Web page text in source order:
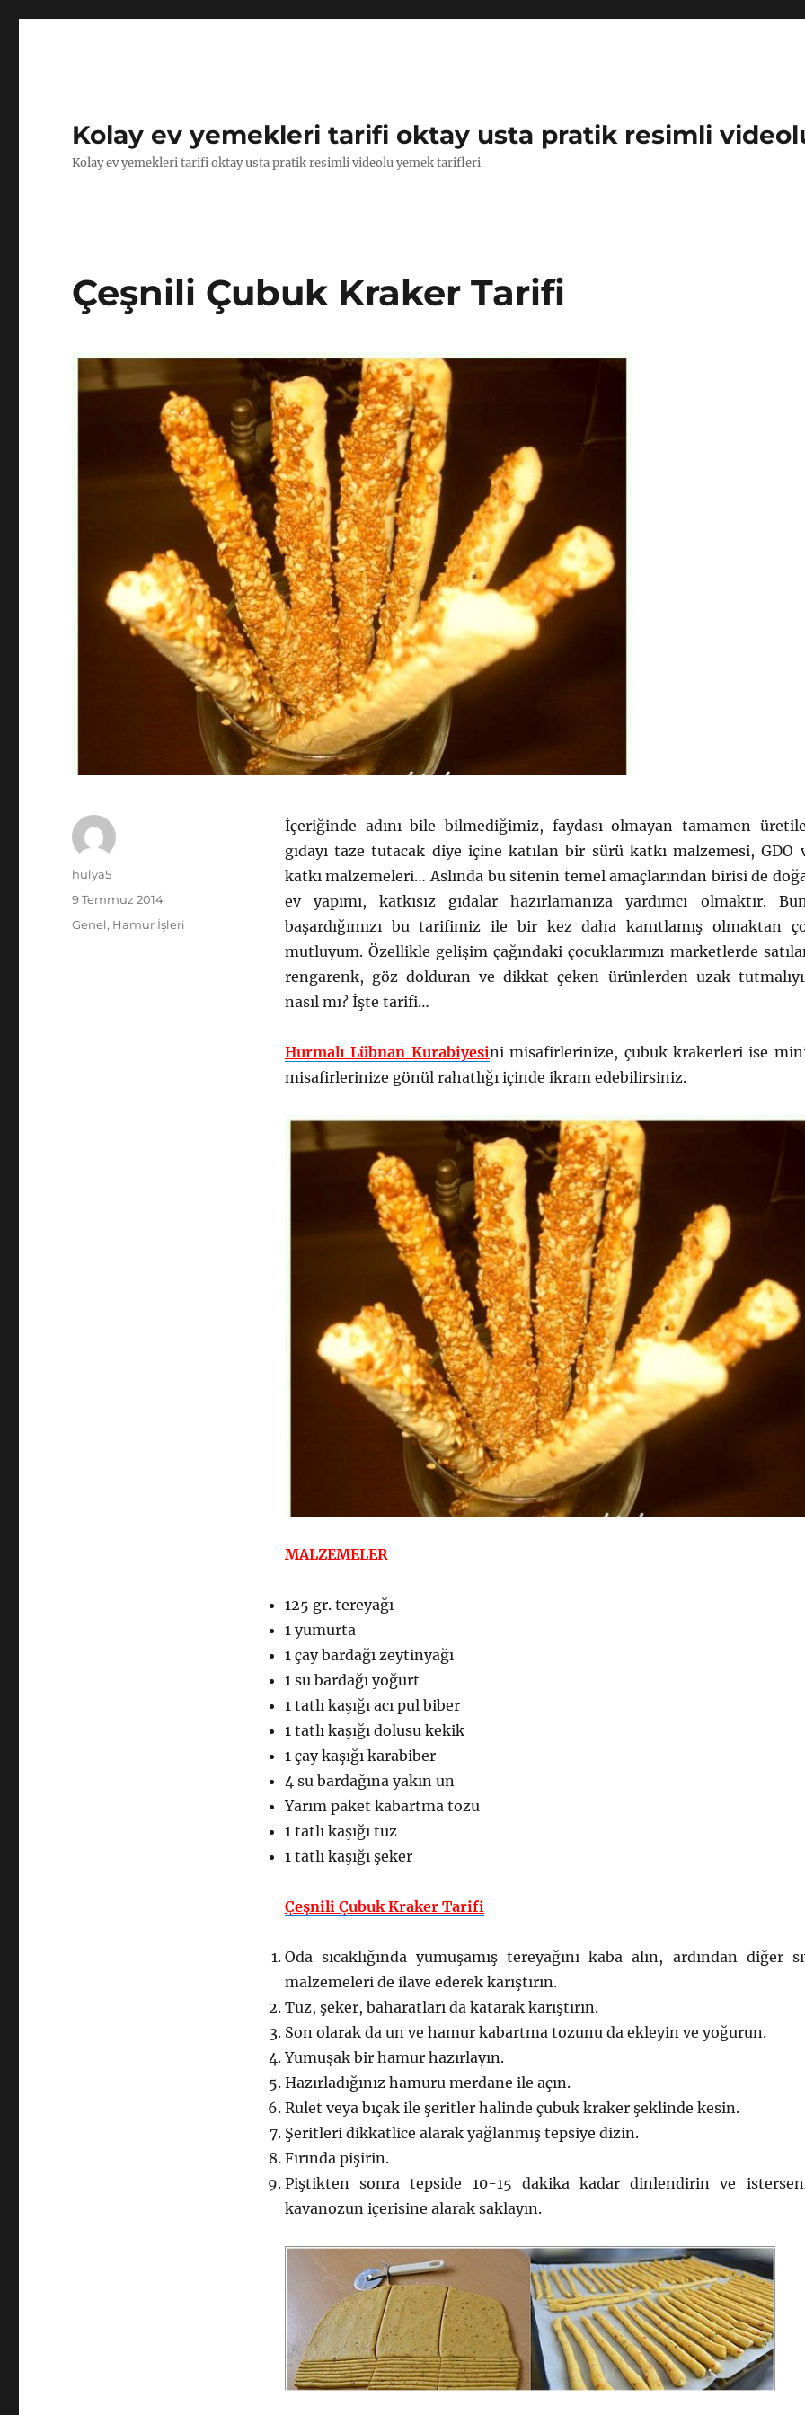
Kolay ev yemekleri tarifi oktay usta pratik resimli
Kolay ev yemekleri tarifi oktay usta pratik resimli videolu yemek tarifleri
Çeşnili Çubuk Kraker Tarifi
İçeriğinde adını bile bilmediğimiz, faydası olmayan tamamen
gıdayı taze tutacak diye içine katılan bir sürü katkı malzemesi, GDO
katkı malzemeleri… Aslında bu sitenin temel amaçlarından birisi de
ev yapımı, katkısız gıdalar hazırlamanıza yardımcı olmaktır.
başardığımızı bu tarifimiz ile bir kez daha kanıtlamış olmaktan
mutluyum. Özellikle gelişim çağındaki çocuklarımızı marketlerde
rengarenk, göz dolduran ve dikkat çeken ürünlerden uzak
nasıl mı? İşte tarifi…
Hurmalı Lübnan Kurabiyesini misafirlerinize, çubuk krakerleri ise
misafirlerinize gönül rahatlığı içinde ikram edebilirsiniz.
MALZEMELER
125 gr. tereyağı
1 yumurta
1 çay bardağı zeytinyağı
1 su bardağı yoğurt
1 tatlı kaşığı acı pul biber
1 tatlı kaşığı dolusu kekik
1 çay kaşığı karabiber
4 su bardağına yakın un
Yarım paket kabartma tozu
1 tatlı kaşığı tuz
1 tatlı kaşığı şeker
Çeşnili Çubuk Kraker Tarifi
Oda sıcaklığında yumuşamış tereyağını kaba alın, ardından diğer
malzemeleri de ilave ederek karıştırın.
Tuz, şeker, baharatları da katarak karıştırın.
Son olarak da un ve hamur kabartma tozunu da ekleyin ve yoğurun.
Yumuşak bir hamur hazırlayın.
Hazırladığınız hamuru merdane ile açın.
Rulet veya bıçak ile şeritler halinde çubuk kraker şeklinde kesin.
Şeritleri dikkatlice alarak yağlanmış tepsiye dizin.
Fırında pişirin.
Piştikten sonra tepside 10-15 dakika kadar dinlendirin ve
kavanozun içerisine alarak saklayın.
Yazar
hulya5
Yayın
9 Temmuz 2014
Kategoriler
Genel, Hamur İşleri